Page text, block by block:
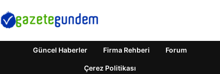
Güncel Haberler Firma Rehberi Forum
Çerez Politikası